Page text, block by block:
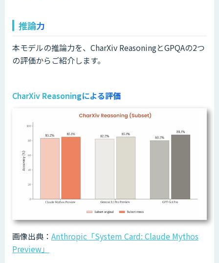
推論力
本モデルの推論力を、CharXiv ReasoningとGPQAの2つ
の評価からご紹介します。
CharXiv Reasoningによる評価
画像出典： Anthropic「System Card: Claude Mythos
Preview」